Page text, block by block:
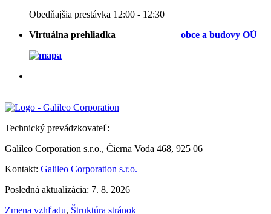
Obedňajšia prestávka 12:00 - 12:30
Virtuálna prehliadka obce a budovy OÚ
Technický prevádzkovateľ:
Galileo Corporation s.r.o., Čierna Voda 468, 925 06
Kontakt: Galileo Corporation s.r.o.
Posledná aktualizácia: 7. 8. 2026
Zmena vzhľadu, Štruktúra stránok